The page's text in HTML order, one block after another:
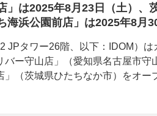
価証券報告書
決算説明会資料
ーポレート・ガバナンス報告書
合報告書
」は2025年8月23日（土）、
海浜公園前店」は2025年8月
JPタワー26階、以下：IDOM）は
ー守山店」（愛知県名古屋市守
（茨城県ひたちなか市）をオー